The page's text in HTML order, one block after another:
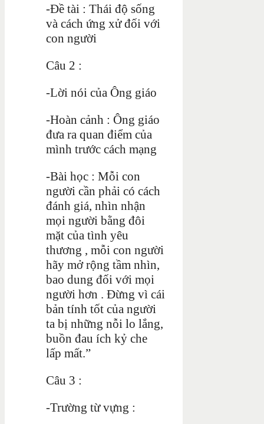
-Đề tài : Thái độ sống
và cách ứng xử đối với
con người
Câu 2 :
-Lời nói của Ông giáo
-Hoàn cảnh : Ông giáo
đưa ra quan điểm của
mình trước cách mạng
-Bài học : Mỗi con
người cần phải có cách
đánh giá, nhìn nhận
mọi người bằng đôi
mặt của tình yêu
thương , mỗi con người
hãy mở rộng tầm nhìn,
bao dung đối với mọi
người hơn . Đừng vì cái
bản tính tốt của người
ta bị những nỗi lo lắng,
buồn đau ích kỷ che
lấp mất.”
Câu 3 :
-Trường từ vựng :